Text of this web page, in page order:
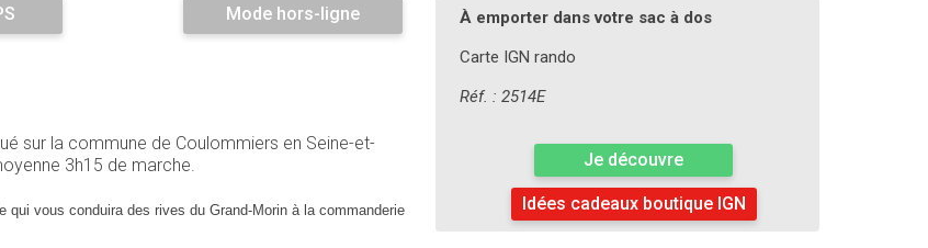
Mode hors-ligne
sur la commune de Coulommiers en Seine-et-
3h15 de marche.
qui vous conduira des rives du Grand-Morin à la commanderie
À emporter dans votre sac à dos
Carte IGN rando
Réf. : 2514E
Je découvre
Idées cadeaux boutique IGN